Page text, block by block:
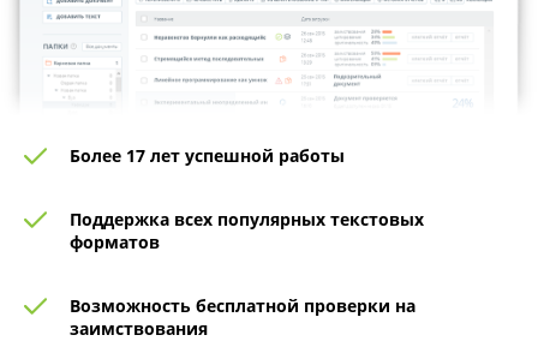
Более 17 лет успешной работы
Поддержка всех популярных текстовых
форматов
Возможность бесплатной проверки на
заимствования